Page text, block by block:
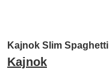
Kajnok Slim Spaghetti
Kajnok